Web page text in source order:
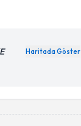
Haritada Göster